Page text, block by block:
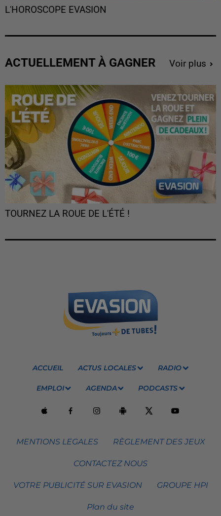
L'HOROSCOPE EVASION
ACTUELLEMENT À GAGNER Voir plus
TOURNEZ LA ROUE DE L'ÉTÉ !
ACCUEIL ACTUS LOCALES RADIO
EMPLOI AGENDA PODCASTS
MENTIONS LEGALES RÈGLEMENT DES JEUX
CONTACTEZ NOUS
VOTRE PUBLICITÉ SUR EVASION GROUPE HPI
Plan du site